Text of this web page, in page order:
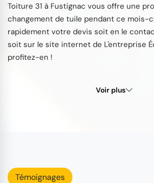
Toiture 31 à Fustignac vous offre une
changement de tuile pendant ce mois-
rapidement votre devis soit en le
soit sur le site internet de L'entreprise
profitez-en !
Voir plus
Témoignages